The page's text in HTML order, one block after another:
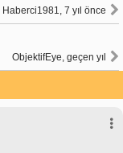
Haberci1981, 7 yıl önce
ObjektifEye, geçen yıl